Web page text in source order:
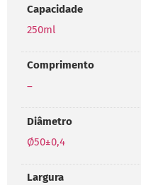
Capacidade
250ml
Comprimento
–
Diâmetro
Ø50±0,4
Largura